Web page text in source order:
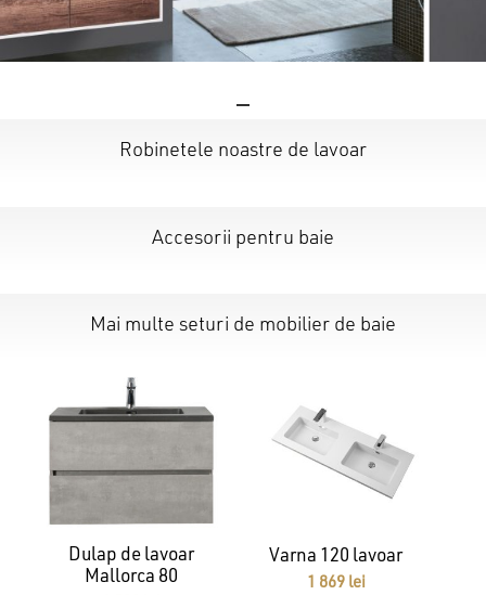
GO TO SHOP
Robinetele noastre de lavoar
Accesorii pentru baie
Mai multe seturi de mobilier de baie
Dulap de lavoar
Mallorca 80
Varna 120 lavoar
1 869 lei